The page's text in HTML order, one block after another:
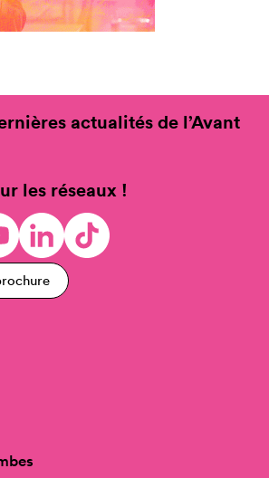
actualités de l’Avant
les réseaux !